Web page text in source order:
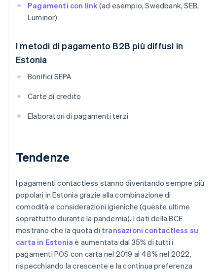
Pagamenti con link (ad esempio, Swedbank, SEB,
Luminor)
I metodi di pagamento B2B più diffusi in
Estonia
Bonifici SEPA
Carte di credito
Elaboratori di pagamenti terzi
Tendenze
I pagamenti contactless stanno diventando sempre più
popolari in Estonia grazie alla combinazione di
comodità e considerazioni igieniche (queste ultime
soprattutto durante la pandemia). I dati della BCE
mostrano che la quota di transazioni contactless su
carta in Estonia è aumentata dal 35% di tutti i
pagamenti POS con carta nel 2019 al 48% nel 2022,
rispecchiando la crescente e la continua preferenza